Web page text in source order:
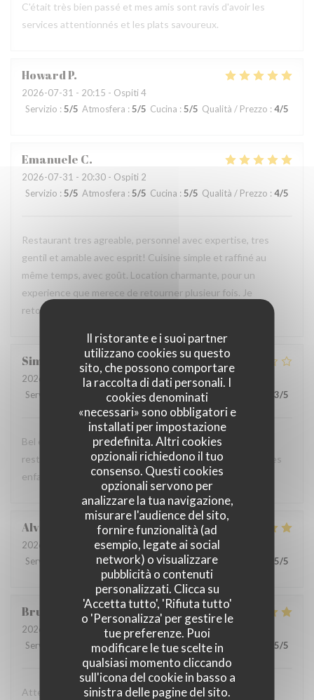
Il ristorante e i suoi partner
utilizzano cookies su questo
sito, che possono comportare
la raccolta di dati personali. I
cookies denominati
«necessari» sono obbligatori e
installati per impostazione
predefinita. Altri cookies
opzionali richiedono il tuo
consenso. Questi cookies
opzionali servono per
analizzare la tua navigazione,
misurare l'audience del sito,
fornire funzionalità (ad
esempio, legate ai social
network) o visualizzare
pubblicità o contenuti
personalizzati. Clicca su
'Accetta tutto', 'Rifiuta tutto'
o 'Personalizza' per gestire le
tue preferenze. Puoi
modificare le tue scelte in
qualsiasi momento cliccando
sull'icona del cookie in basso a
sinistra delle pagine del sito.
C'était très bien passé et mes amis sont ravis d'avoir les
services attentionnés et les plats savoureux.
HowardP
2026-07-31 - 20:15 - Ospiti 4
Servizio : 5/5 Atmosfera : 5/5 Cucina : 5/5 Qualità / Prezzo : 4/5
Emanuele C
2026-07-31 - 20:30 - Ospiti 2
Servizio : 5/5 Atmosfera : 5/5 Cucina : 5/5 Qualità / Prezzo : 4/5
Restaurant tres agreable, personnel avec expertise, tres
gentil et amable avec esprit! Cuisine simple et raffiné au
même temps, avec goût. Location charmante, pour un
experience que merece de retourner plusieur fois. Je
retournerai
Simon
2026-08-04
- 19:00 - Ospiti 5
Servizio
Atmosfera: 4/5 Cucina:5/5 Qualità / Prezzo 3/5
Bel endroit et excellente nourriture Mais dommage que le
restaurant Bel n’offre aucune flexibilité sur le menu pour les
enfants.
Alvaro
2026-08-01
- 20:15 - Ospiti 3
Servizio
Atmosfera: 5/5 Cucina: 5/5 Qualità / Prezzo 5/5
Bruno
2026-08-03
- 21:15 - Ospiti 2
Servizio
Atmosfera:5/5 Cucina: 5/5 Qualità / Prezzo 5/5
Attenzione al cliente massima e cibo eccellente